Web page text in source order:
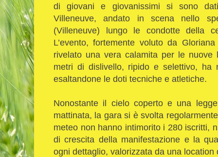
di giovani e giovanissimi si sono
Villeneuve, andato in scena nello
(Villeneuve) lungo le condotte della
L’evento, fortemente voluto da
rivelato una vera calamita per le
metri di dislivello, ripido e selettivo, ha
esaltandone le doti tecniche e atletiche.
Nonostante il cielo coperto e una
mattinata, la gara si è svolta
meteo non hanno intimorito i 280 iscritti,
di crescita della manifestazione e la
ogni dettaglio, valorizzata da una location